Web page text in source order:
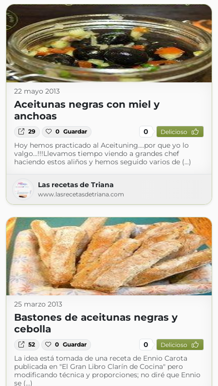
22 mayo 2013
Aceitunas negras con miel y
anchoas
29 0 Guardar 0 Delicioso
Hoy hemos practicado al Aceituning....por que yo lo
valgo...!!!Llevamos tiempo viendo a grandes chef
haciendo estos aliños y hemos seguido varios de (...)
Las recetas de Triana
www.lasrecetasdetriana.com
25 marzo 2013
Bastones de aceitunas negras y
cebolla
52 0 Guardar 0 Delicioso
La idea está tomada de una receta de Ennio Carota
publicada en "El Gran Libro Clarín de Cocina" pero
modificando técnica y proporciones; no diré que Ennio
se (...)